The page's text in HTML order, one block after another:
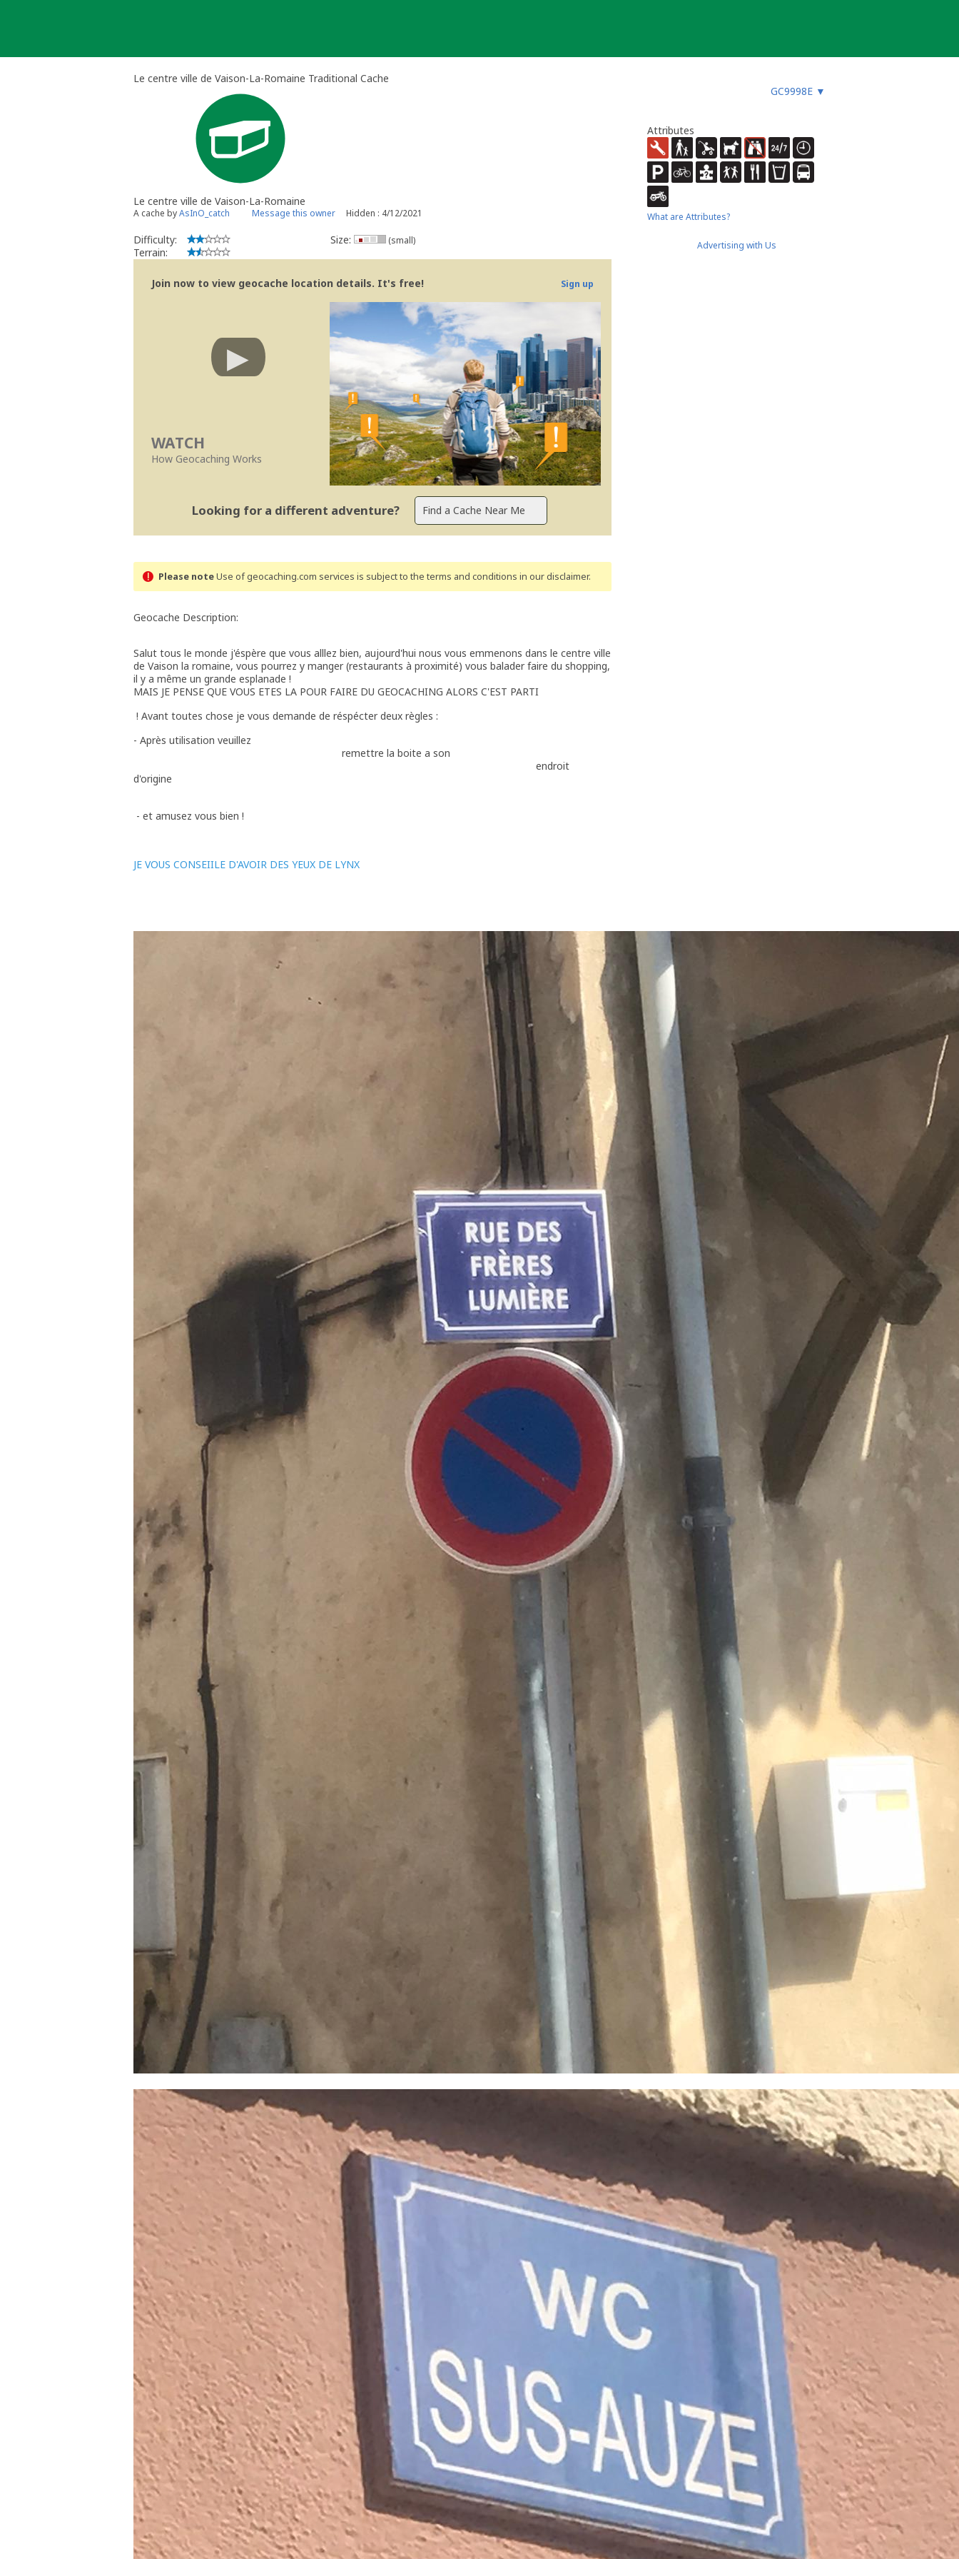
Le centre ville de Vaison-La-Romaine Traditional Cache
GC9998E ▼
Le centre ville de Vaison-La-Romaine
A cache byAsInO_catch Message this owner Hidden : 4/12/2021
Difficulty:
Terrain:
Size: (small)
Join now to view geocache location details. It's free! Sign up
WATCH
How Geocaching Works
Looking for a different adventure?
Please noteUse of geocaching.com services is subject to the terms and conditions in our disclaimer.
Geocache Description:
Salut tous le monde j'éspère que vous alllez bien, aujourd'hui nous vous emmenons dans le centre ville
de Vaison la romaine, vous pourrez y manger (restaurants à proximité) vous balader faire du shopping,
il y a même un grande esplanade !
MAIS JE PENSE QUE VOUS ETES LA POUR FAIRE DU GEOCACHING ALORS C'EST PARTI
! Avant toutes chose je vous demande de réspécter deux règles :
- Après utilisation veuillez
remettre la boite a son
endroit
d'origine
- et amusez vous bien !
JE VOUS CONSEIILE D'AVOIR DES YEUX DE LYNX
Attributes
What are Attributes?
Advertising with Us